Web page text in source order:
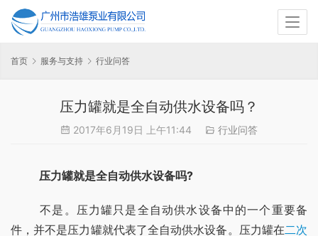
首页 服务与支持 行业问答
压力罐就是全自动供水设备吗？
2017年6月19日 上午11:44 行业问答
压力罐就是全自动供水设备吗?
	不是。压力罐只是全自动供水设备中的一个重要备
件，并不是压力罐就代表了全自动供水设备。压力罐在二次